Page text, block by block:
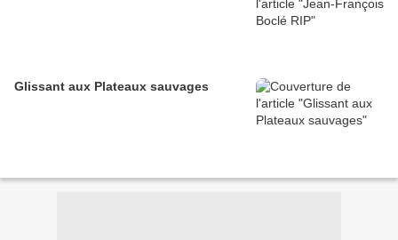
Glissant aux Plateaux sauvages